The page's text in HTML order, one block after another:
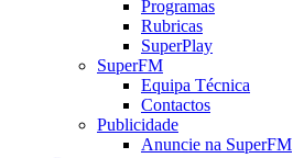
Programas
Rubricas
SuperPlay
SuperFM
Equipa Técnica
Contactos
Publicidade
Anuncie na SuperFM